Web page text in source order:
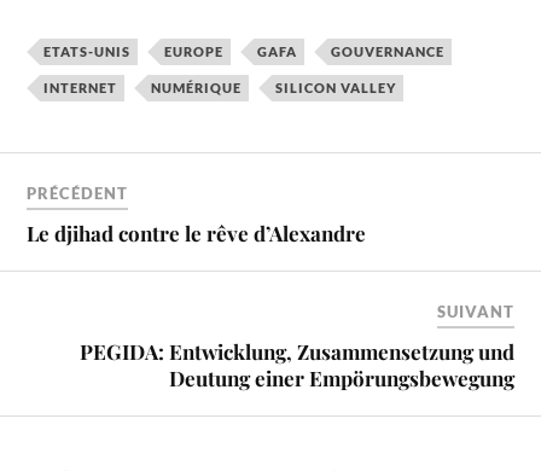
ETATS-UNIS EUROPE GAFA GOUVERNANCE
INTERNET NUMÉRIQUE SILICON VALLEY
PRÉCÉDENT
Le djihad contre le rêve d’Alexandre
SUIVANT
PEGIDA: Entwicklung, Zusammensetzung und
Deutung einer Empörungsbewegung